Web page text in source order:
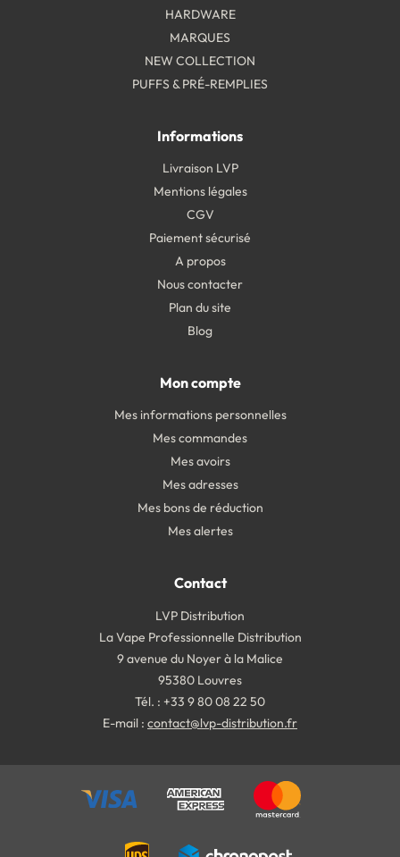
HARDWARE
MARQUES
NEW COLLECTION
PUFFS & PRÉ-REMPLIES
Informations
Livraison LVP
Mentions légales
CGV
Paiement sécurisé
A propos
Nous contacter
Plan du site
Blog
Mon compte
Mes informations personnelles
Mes commandes
Mes avoirs
Mes adresses
Mes bons de réduction
Mes alertes
Contact
LVP Distribution
La Vape Professionnelle Distribution
9 avenue du Noyer à la Malice
95380 Louvres
Tél. : +33 9 80 08 22 50
E-mail : contact@lvp-distribution.fr